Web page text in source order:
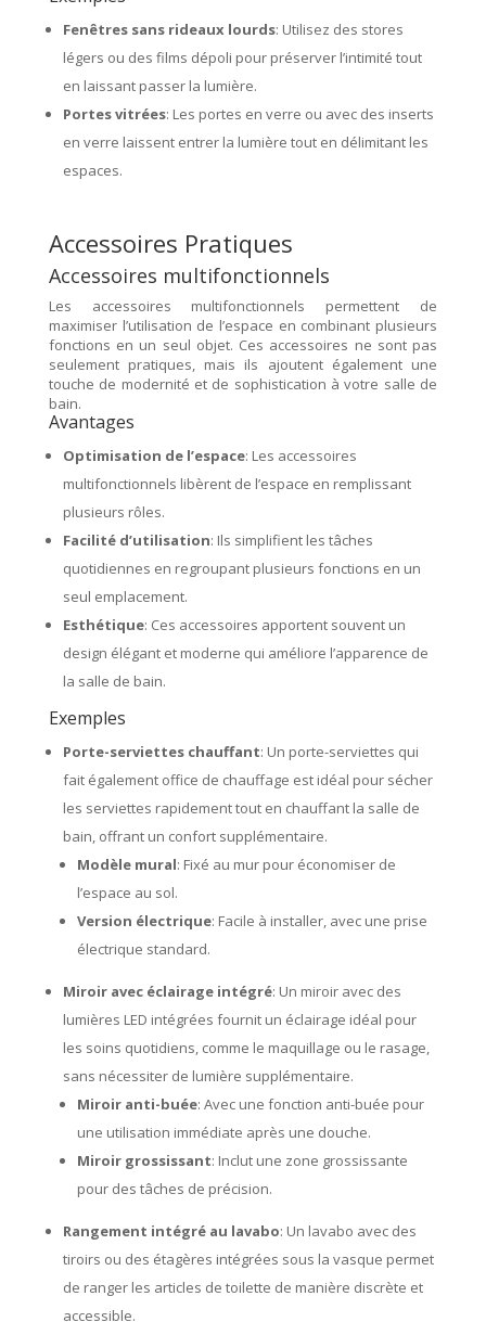
Fenêtres sans rideaux lourds: Utilisez des stores
légers ou des films dépoli pour préserver l’intimité tout
en laissant passer la lumière.
Portes vitrées: Les portes en verre ou avec des inserts
en verre laissent entrer la lumière tout en délimitant les
espaces.
Accessoires Pratiques
Accessoires multifonctionnels
Les accessoires multifonctionnels permettent de
maximiser l’utilisation de l’espace en combinant plusieurs
fonctions en un seul objet. Ces accessoires ne sont pas
seulement pratiques, mais ils ajoutent également une
touche de modernité et de sophistication à votre salle de
bain.
Avantages
Optimisation de l’espace: Les accessoires
multifonctionnels libèrent de l’espace en remplissant
plusieurs rôles.
Facilité d’utilisation: Ils simplifient les tâches
quotidiennes en regroupant plusieurs fonctions en un
seul emplacement.
Esthétique: Ces accessoires apportent souvent un
design élégant et moderne qui améliore l’apparence de
la salle de bain.
Exemples
Porte-serviettes chauffant: Un porte-serviettes qui
fait également office de chauffage est idéal pour sécher
les serviettes rapidement tout en chauffant la salle de
bain, offrant un confort supplémentaire.
Modèle mural: Fixé au mur pour économiser de
l’espace au sol.
Version électrique: Facile à installer, avec une prise
électrique standard.
Miroir avec éclairage intégré: Un miroir avec des
lumières LED intégrées fournit un éclairage idéal pour
les soins quotidiens, comme le maquillage ou le rasage,
sans nécessiter de lumière supplémentaire.
Miroir anti-buée: Avec une fonction anti-buée pour
une utilisation immédiate après une douche.
Miroir grossissant: Inclut une zone grossissante
pour des tâches de précision.
Rangement intégré au lavabo: Un lavabo avec des
tiroirs ou des étagères intégrées sous la vasque permet
de ranger les articles de toilette de manière discrète et
accessible.